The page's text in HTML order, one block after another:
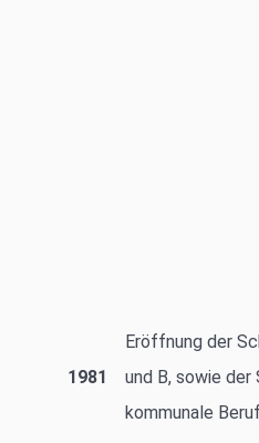
1981
Eröffnung der
und B, sowie der
kommunale